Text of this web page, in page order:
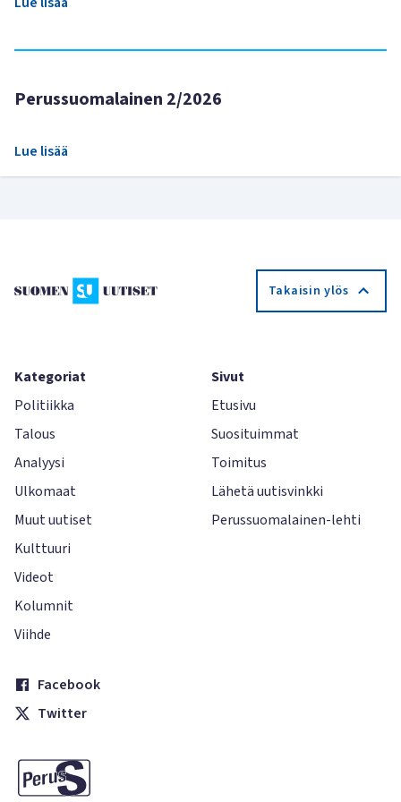
Perussuomalainen 2/2026
Lue lisää
Takaisin ylös
Kategoriat
Politiikka
Talous
Analyysi
Ulkomaat
Muut uutiset
Kulttuuri
Videot
Kolumnit
Viihde
Sivut
Etusivu
Suosituimmat
Toimitus
Lähetä uutisvinkki
Perussuomalainen-lehti
Facebook
Twitter